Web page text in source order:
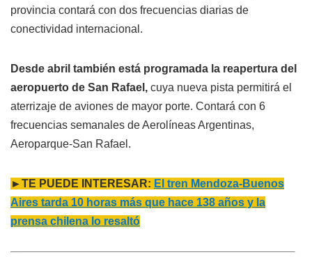
provincia contará con dos frecuencias diarias de
conectividad internacional.
Desde abril también está programada la reapertura del
aeropuerto de San Rafael, cuya nueva pista permitirá el
aterrizaje de aviones de mayor porte. Contará con 6
frecuencias semanales de Aerolíneas Argentinas,
Aeroparque-San Rafael.
►TE PUEDE INTERESAR: El tren Mendoza-Buenos
Aires tarda 10 horas más que hace 138 años y la
prensa chilena lo resaltó